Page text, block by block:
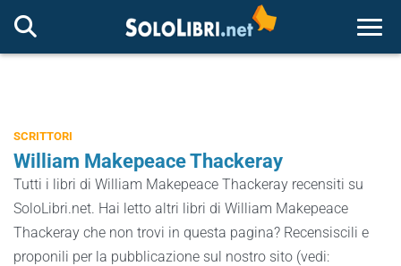
SCRITTORI
William Makepeace Thackeray
Tutti i libri di William Makepeace Thackeray recensiti su
SoloLibri.net. Hai letto altri libri di William Makepeace
Thackeray che non trovi in questa pagina? Recensiscili e
proponili per la pubblicazione sul nostro sito (vedi: